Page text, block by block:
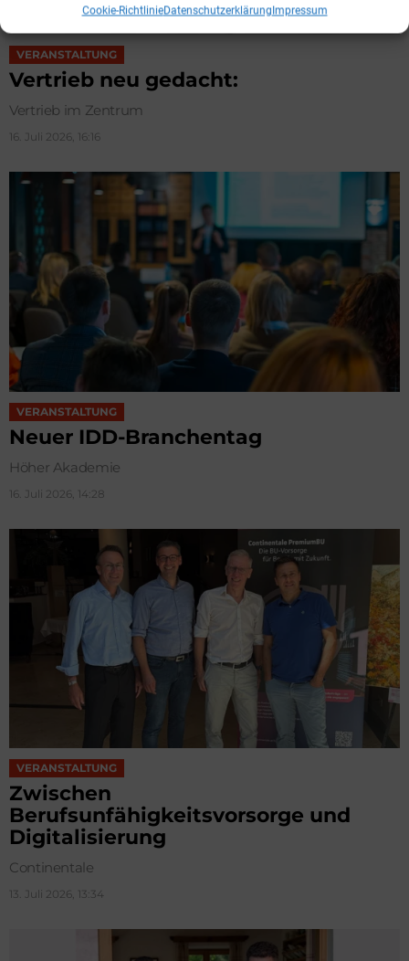
Cookie-RichtlinieDatenschutzerklärungImpressum
VERANSTALTUNG
Vertrieb neu gedacht:
Vertrieb im Zentrum
16. Juli 2026, 16:16
VERANSTALTUNG
Neuer IDD-Branchentag
Höher Akademie
16. Juli 2026, 14:28
VERANSTALTUNG
Zwischen
Berufsunfähigkeitsvorsorge und
Digitalisierung
Continentale
13. Juli 2026, 13:34